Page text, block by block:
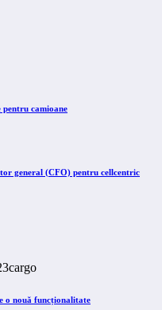
pentru camioane
general (CFO) pentru cellcentric
o nouă funcționalitate